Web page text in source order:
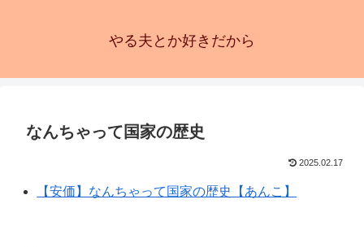
やる夫とか好きだから
なんちゃって国家の歴史
2025.02.17
【安価】なんちゃって国家の歴史【あんこ】